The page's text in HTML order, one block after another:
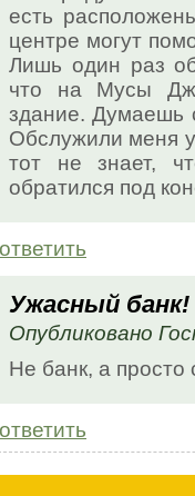
есть
центре могут
Лишь один раз
что на Мусы
здание. Думаешь
Обслужили меня
тот не знает,
обратился под
ответить
Ужасный банк!
Опубликовано
Не банк, а
ответить